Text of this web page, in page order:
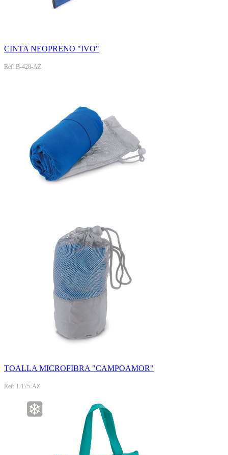
CINTA NEOPRENO "IVO"
Ref: B-428-AZ
TOALLA MICROFIBRA "CAMPOAMOR"
Ref: T-175-AZ